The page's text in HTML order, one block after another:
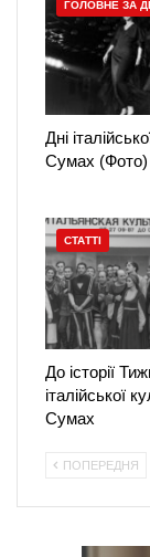
ГОЛОВНЕ ЗА
Дні
Сумах (Фото)
СТАТТІ
До історії
італійської
Сумах
ПОПЕРЕДНЯ